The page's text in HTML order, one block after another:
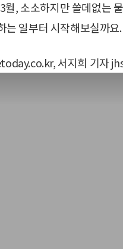
, 소소하지만 쓸데없는
는 일부터 시작해보실까요.
서지희 기자